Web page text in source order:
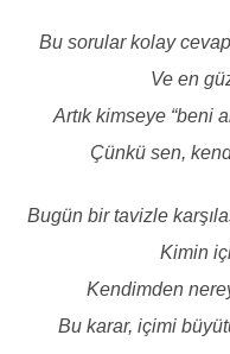
Bu sorular kolay
Ve en
Artık kimseye “beni
Çünkü sen,
Bugün bir tavizle
Kimin
Kendimden
Bu karar, içimi